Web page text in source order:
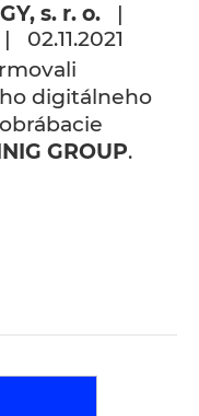
s. r. o. |
digitálneho
GROUP.